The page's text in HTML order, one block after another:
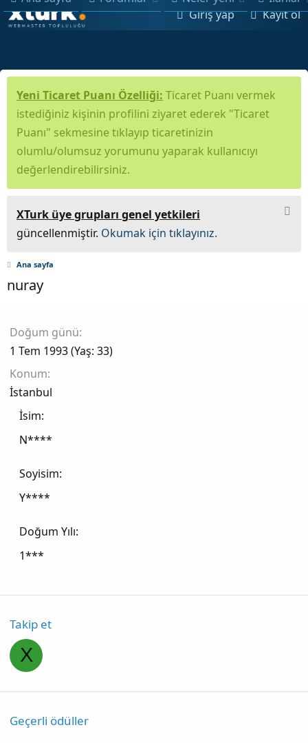
Giriş yap Kayıt ol
Yeni Ticaret Puanı Özelliği: Ticaret Puanı vermek
istediğiniz kişinin profilini ziyaret ederek "Ticaret
Puanı" sekmesine tıklayıp ticaretinizin
olumlu/olumsuz yorumunu yaparak kullanıcıyı
değerlendirebilirsiniz.
XTurk üye grupları genel yetkileri
güncellenmiştir. Okumak için tıklayınız.
Ana sayfa
nuray
Doğum günü
1 Tem 1993 (Yaş: 33)
Konum
İstanbul
İsim
N****
Soyisim
Y****
Doğum Yılı
1***
Takip et
X
Geçerli ödüller